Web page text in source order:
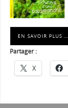
EN SAVOIR PLUS …
Partager :
X